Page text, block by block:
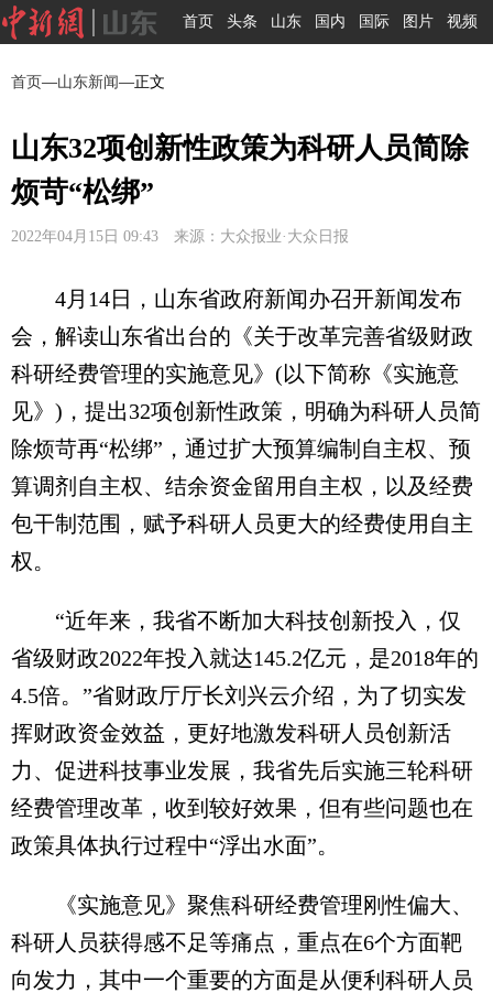
首页 头条 山东 国内 国际 图片 视频
首页—山东新闻—正文
山东32项创新性政策为科研人员简除
烦苛“松绑”
2022年04月15日 09:43 来源：大众报业·大众日报
4月14日，山东省政府新闻办召开新闻发布
会，解读山东省出台的《关于改革完善省级财政
科研经费管理的实施意见》(以下简称《实施意
见》)，提出32项创新性政策，明确为科研人员简
除烦苛再“松绑”，通过扩大预算编制自主权、预
算调剂自主权、结余资金留用自主权，以及经费
包干制范围，赋予科研人员更大的经费使用自主
权。
“近年来，我省不断加大科技创新投入，仅
省级财政2022年投入就达145.2亿元，是2018年的
4.5倍。”省财政厅厅长刘兴云介绍，为了切实发
挥财政资金效益，更好地激发科研人员创新活
力、促进科技事业发展，我省先后实施三轮科研
经费管理改革，收到较好效果，但有些问题也在
政策具体执行过程中“浮出水面”。
《实施意见》聚焦科研经费管理刚性偏大、
科研人员获得感不足等痛点，重点在6个方面靶
向发力，其中一个重要的方面是从便利科研人员